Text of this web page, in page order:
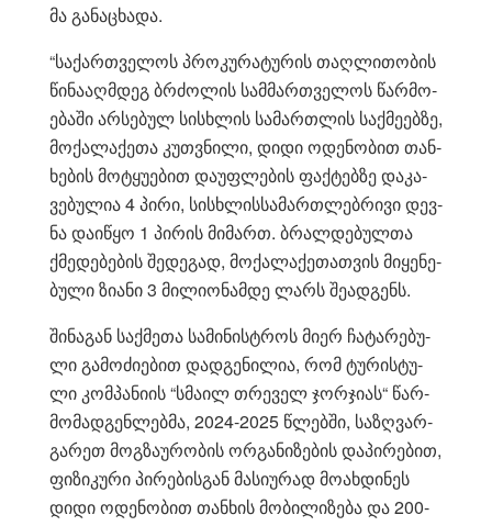
მა გა­ნა­ცხა­და.
“სა­ქარ­თვე­ლოს პრო­კუ­რა­ტუ­რის თაღ­ლი­თო­ბის
წი­ნა­აღ­მდეგ ბრძო­ლის სამ­მარ­თვე­ლოს წარ­მო­
ე­ბა­ში არ­სე­ბულ სის­ხლის სა­მარ­თლის საქ­მე­ებ­ზე,
მო­ქა­ლა­ქე­თა კუთ­ვნი­ლი, დიდი ოდე­ნო­ბით თან­
ხე­ბის მო­ტყუ­ე­ბით და­უფ­ლე­ბის ფაქ­ტებ­ზე და­კა­
ვე­ბუ­ლია 4 პირი, სის­ხლის­სა­მარ­თლებ­რი­ვი დევ­
ნა და­ი­წყო 1 პი­რის მი­მართ. ბრალ­დე­ბულ­თა
ქმე­დე­ბე­ბის შე­დე­გად, მო­ქა­ლა­ქე­თათ­ვის მი­ყე­ნე­
ბუ­ლი ზი­ა­ნი 3 მი­ლი­ო­ნამ­დე ლარს შე­ად­გენს.
ში­ნა­გან საქ­მე­თა სა­მი­ნის­ტროს მიერ ჩა­ტა­რე­ბუ­
ლი გა­მო­ძი­ე­ბით დად­გე­ნი­ლია, რომ ტუ­რის­ტუ­
ლი კომ­პა­ნი­ის “სმა­ილ თრე­ველ ჯორ­ჯი­ას“ წარ­
მო­მად­გენ­ლებ­მა, 2024-2025 წლებ­ში, სა­ზღვარ­
გა­რეთ მოგ­ზა­უ­რო­ბის ორ­გა­ნი­ზე­ბის და­პი­რე­ბით,
ფი­ზი­კუ­რი პი­რე­ბის­გან მა­სი­უ­რად მო­ახ­დი­ნეს
დიდი ოდე­ნო­ბით თან­ხის მო­ბი­ლი­ზე­ბა და 200-